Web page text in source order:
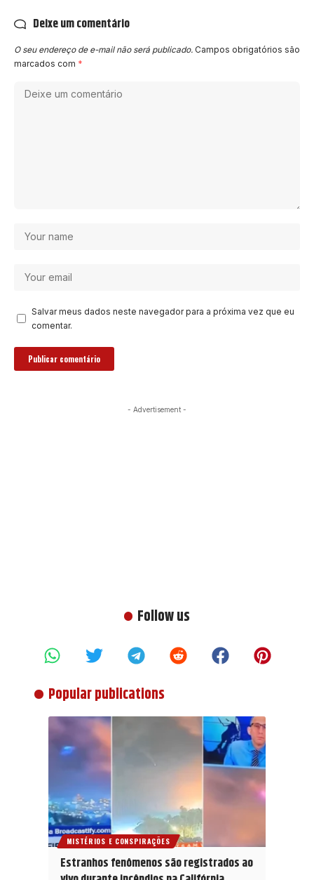
Deixe um comentário
O seu endereço de e-mail não será publicado. Campos obrigatórios são
marcados com *
Salvar meus dados neste navegador para a próxima vez que eu
comentar.
- Advertisement -
Follow us
Popular publications
MISTÉRIOS E CONSPIRAÇÕES
Estranhos fenômenos são registrados ao